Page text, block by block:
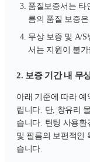
품질보증서는 타
름의 품질 보증
무상 보증 및 A/S
서는 지원이 불가
2. 보증 기간 내 무
아래 기준에 따라 예
립니다. 단, 창유리
습니다. 틴팅 사용
및 필름의 보편적인
습니다.